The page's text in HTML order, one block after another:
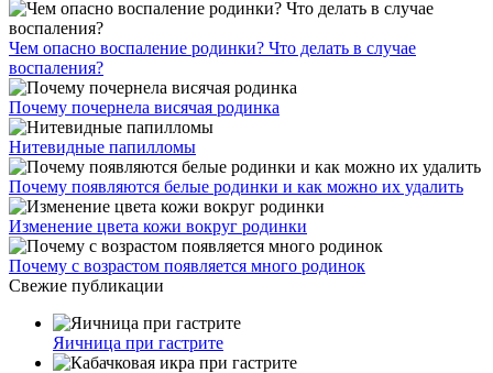
Чем опасно воспаление родинки? Что делать в случае
воспаления?
Почему почернела висячая родинка
Нитевидные папилломы
Почему появляются белые родинки и как можно их удалить
Изменение цвета кожи вокруг родинки
Почему с возрастом появляется много родинок
Свежие публикации
Яичница при гастрите